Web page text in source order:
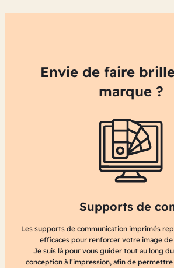
Envie de faire
marque ?
Supports de
Les supports de communication imprimés
efficaces pour renforcer votre image
Je suis là pour vous guider tout au long
conception à l’impression, afin de